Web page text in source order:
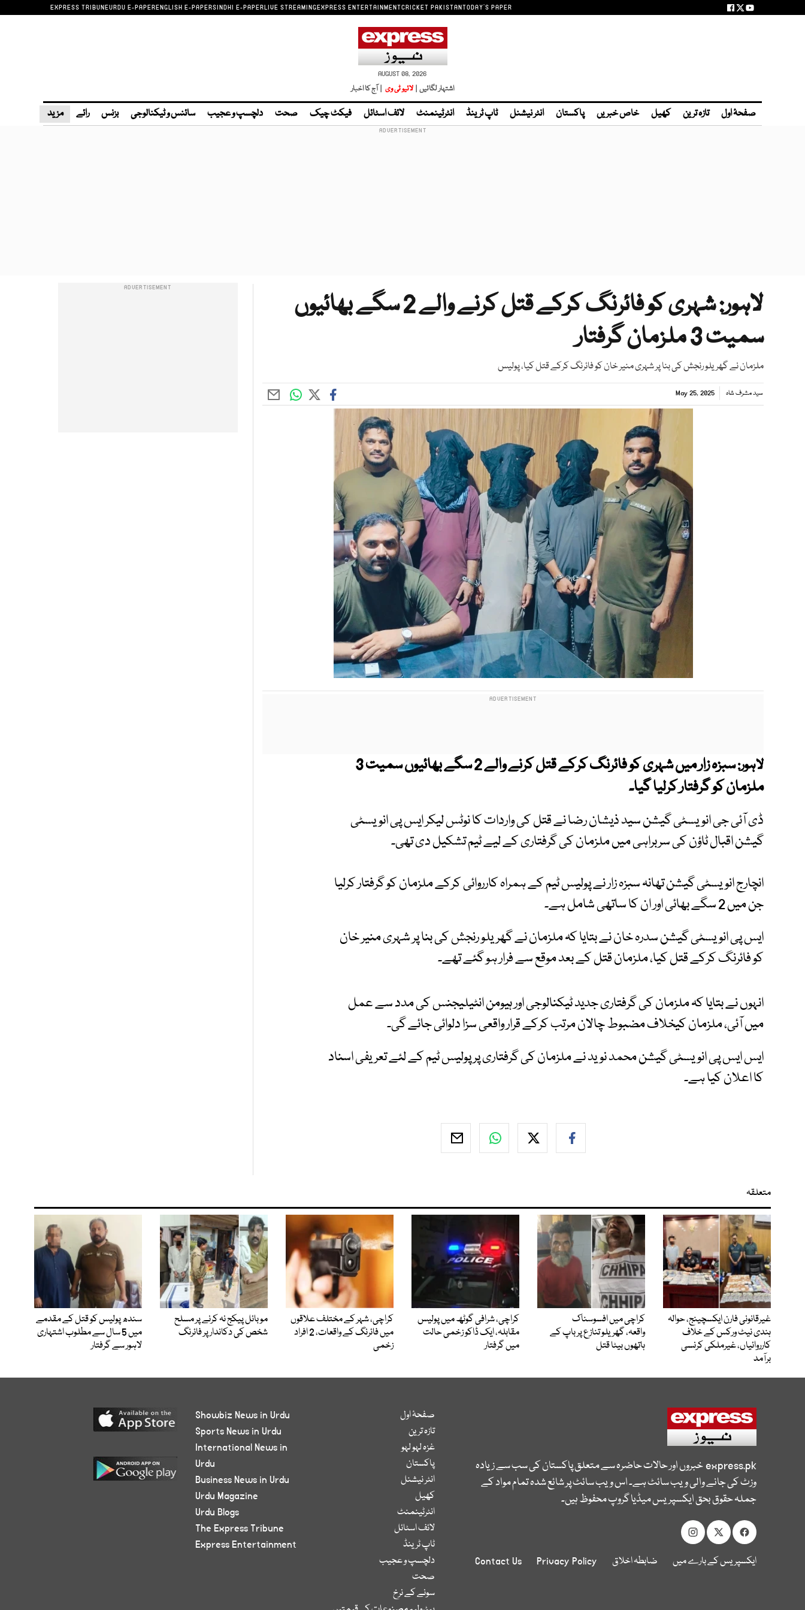
EXPRESS TRIBUNEURDU E-PAPERENGLISH E-PAPERSINDHI E-PAPERLIVE STREAMINGEXPRESS ENTERTAINMENTCRICKET PAKISTANTODAY'S PAPER
AUGUST 08, 2026
اشتہار لگائیں | لائیو ٹی وی | آج کا اخبار
صفحۂ اول تازہ ترین کھیل خاص خبریں پاکستان انٹر نیشنل ٹاپ ٹرینڈ انٹرٹینمنٹ لائف اسٹائل فیکٹ چیک صحت دلچسپ و عجیب سائنس و ٹیکنالوجی بزنس رائے مزید
لاہور: شہری کو فائرنگ کرکے قتل کرنے والے 2 سگے بھائیوں
سمیت 3 ملزمان گرفتار
ملزمان نے گھریلو رنجش کی بنا پر شہری منیر خان کو فائرنگ کرکے قتل کیا، پولیس
سید مشرف شاہ May 25, 2025
لاہور:
سبزہ زار میں شہری کو فائرنگ کرکے قتل کرنے والے 2 سگے بھائیوں سمیت 3
ملزمان کو گرفتار کرلیا گیا۔
ڈی آئی جی انویسٹی گیشن سید ذیشان رضا نے قتل کی واردات کا نوٹس لیکر ایس پی انویسٹی
گیشن اقبال ٹاؤن کی سربراہی میں ملزمان کی گرفتاری کے لیے ٹیم تشکیل دی تھی۔
انچارج انویسٹی گیشن تھانہ سبزہ زار نے پولیس ٹیم کے ہمراہ کارروائی کرکے ملزمان کو گرفتار کرلیا
جن میں 2 سگے بھائی اور ان کا ساتھی شامل ہے۔
ایس پی انویسٹی گیشن سدرہ خان نے بتایا کہ ملزمان نے گھریلو رنجش کی بنا پر شہری منیر خان
کو فائرنگ کرکے قتل کیا، ملزمان قتل کے بعد موقع سے فرار ہو گئے تھے۔
انہوں نے بتایا کہ ملزمان کی گرفتاری جدید ٹیکنالوجی اور ہیومن انٹیلیجنس کی مدد سے عمل
میں آئی، ملزمان کیخلاف مضبوط چالان مرتب کرکے قرار واقعی سزا دلوائی جائے گی۔
ایس ایس پی انویسٹی گیشن محمد نوید نے ملزمان کی گرفتاری پر پولیس ٹیم کے لئے تعریفی اسناد
کا اعلان کیا ہے۔
متعلقہ
غیرقانونی فارن ایکسچینج، حوالہ
ہندی نیٹ ورکس کے خلاف
کارروائیاں، غیرملکی کرنسی
برآمد
کراچی میں افسوسناک
واقعہ، گھریلو تنازع پر باپ کے
ہاتھوں بیٹا قتل
کراچی، شرافی گوٹھ میں پولیس
مقابلہ، ایک ڈاکو زخمی حالت
میں گرفتار
کراچی، شہر کے مختلف علاقوں
میں فائرنگ کے واقعات، 2 افراد
زخمی
موبائل پیکج نہ کرنے پر مسلح
شخص کی دکاندار پر فائرنگ
سندھ پولیس کو قتل کے مقدمے
میں 5 سال سے مطلوب اشتہاری
لاہور سے گرفتار
express.pkخبروں اور حالات حاضرہ سے متعلق پاکستان کی سب سے زیادہ
وزٹ کی جانے والی ویب سائٹ ہے۔ اس ویب سائٹ پر شائع شدہ تمام مواد کے
جملہ حقوق بحق ایکسپریس میڈیا گروپ محفوظ ہیں۔
ایکسپریس کے بارے میں ضابطہ اخلاق Privacy Policy
Contact Us
صفحۂ اول
تازہ ترین
غزہ لہو لہو
پاکستان
انٹر نیشنل
کھیل
انٹرٹینمنٹ
لائف اسٹائل
ٹاپ ٹرینڈ
دلچسپ و عجیب
صحت
سونے کے نرخ
Showbiz News in Urdu
Sports News in Urdu
International News in
Urdu
Business News in Urdu
Urdu Magazine
Urdu Blogs
The Express Tribune
Express Entertainment